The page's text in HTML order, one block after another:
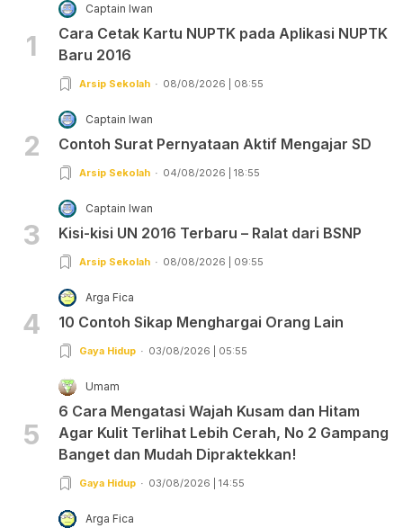
1
Captain Iwan
Cara Cetak Kartu NUPTK pada Aplikasi NUPTK
Baru 2016
Arsip Sekolah 08/08/2026 | 08:55
2
Captain Iwan
Contoh Surat Pernyataan Aktif Mengajar SD
Arsip Sekolah 04/08/2026 | 18:55
3
Captain Iwan
Kisi-kisi UN 2016 Terbaru – Ralat dari BSNP
Arsip Sekolah 08/08/2026 | 09:55
4
Arga Fica
10 Contoh Sikap Menghargai Orang Lain
Gaya Hidup 03/08/2026 | 05:55
5
Umam
6 Cara Mengatasi Wajah Kusam dan Hitam
Agar Kulit Terlihat Lebih Cerah, No 2 Gampang
Banget dan Mudah Dipraktekkan!
Gaya Hidup 03/08/2026 | 14:55
Arga Fica